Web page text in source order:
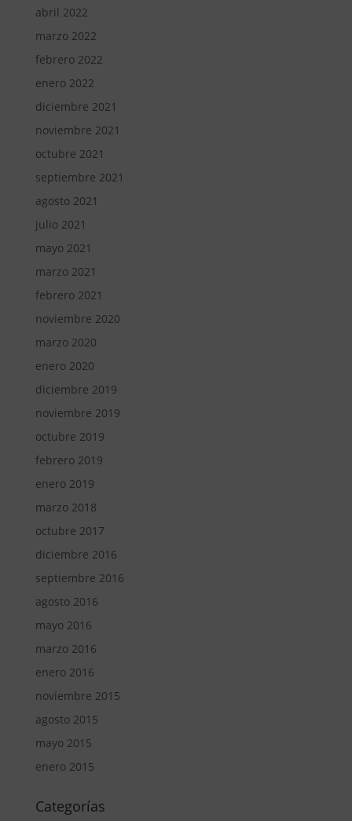
abril 2022
marzo 2022
febrero 2022
enero 2022
diciembre 2021
noviembre 2021
octubre 2021
septiembre 2021
agosto 2021
julio 2021
mayo 2021
marzo 2021
febrero 2021
noviembre 2020
marzo 2020
enero 2020
diciembre 2019
noviembre 2019
octubre 2019
febrero 2019
enero 2019
marzo 2018
octubre 2017
diciembre 2016
septiembre 2016
agosto 2016
mayo 2016
marzo 2016
enero 2016
noviembre 2015
agosto 2015
mayo 2015
enero 2015
Categorías